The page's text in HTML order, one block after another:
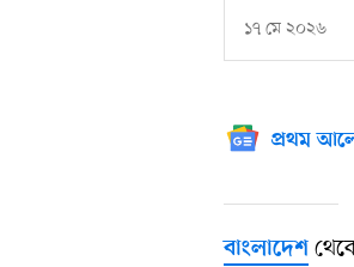
১৭ মে ২০২৬
প্রথম
বাংলাদেশ